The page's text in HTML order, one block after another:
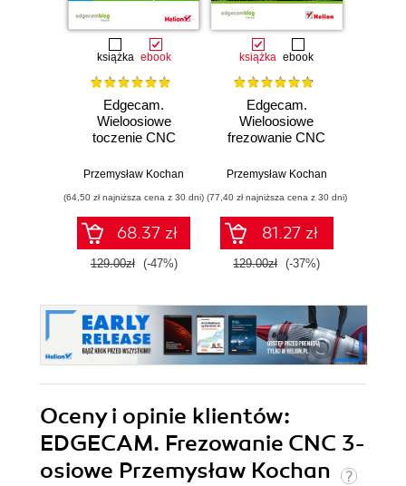
książka ebook
Edgecam.
Wieloosiowe
toczenie CNC
Przemysław Kochan
(64,50 zł najniższa cena z 30 dni)
68.37 zł
129.00zł (-47%)
książka ebook
Edgecam.
Wieloosiowe
frezowanie CNC
Przemysław Kochan
(77,40 zł najniższa cena z 30 dni)
81.27 zł
129.00zł (-37%)
Oceny i opinie klientów:
EDGECAM. Frezowanie CNC 3-
osiowe Przemysław Kochan